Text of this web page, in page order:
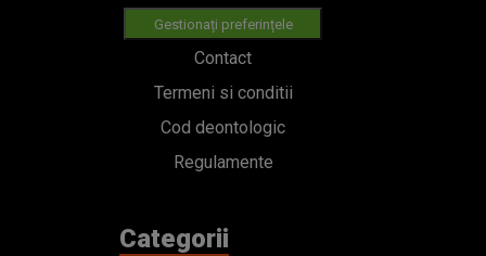
Gestionați preferințele
Contact
Termeni si conditii
Cod deontologic
Regulamente
Categorii